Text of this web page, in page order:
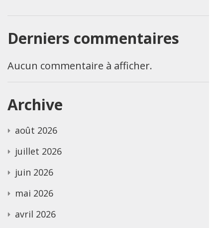
Derniers commentaires
Aucun commentaire à afficher.
Archive
août 2026
juillet 2026
juin 2026
mai 2026
avril 2026